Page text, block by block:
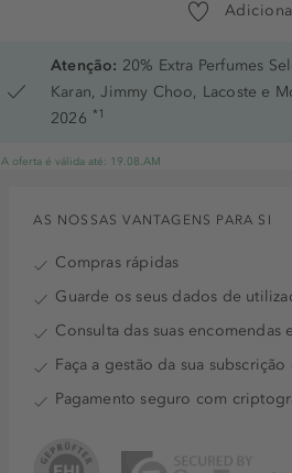
Atenção: 20% Extra Perfumes
Karan, Jimmy Choo, Lacoste e
2026 *1
A oferta é válida até: 19.08.AM
AS NOSSAS VANTAGENS PARA SI
Compras rápidas
Guarde os seus dados de
Consulta das suas
Faça a gestão da sua
Pagamento seguro com